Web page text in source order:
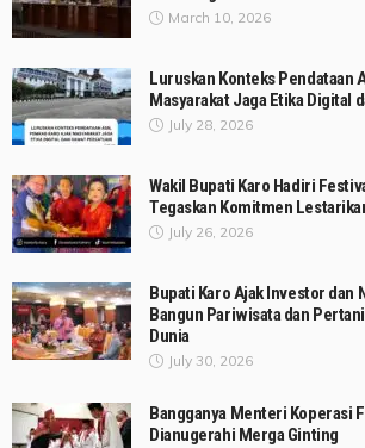
March 10, 2026
Luruskan Konteks Pendataan
Masyarakat Jaga Etika Digital
July 28, 2026
Wakil Bupati Karo Hadiri
Tegaskan Komitmen
July 26, 2026
Bupati Karo Ajak Investor dan
Bangun Pariwisata dan
Dunia
July 30, 2026
Bangganya Menteri Koperasi
Dianugerahi Merga Ginting